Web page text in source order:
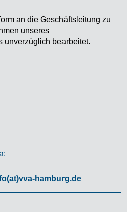
an die Geschäftsleitung zu
unseres
unverzüglich bearbeitet.
hamburg.de